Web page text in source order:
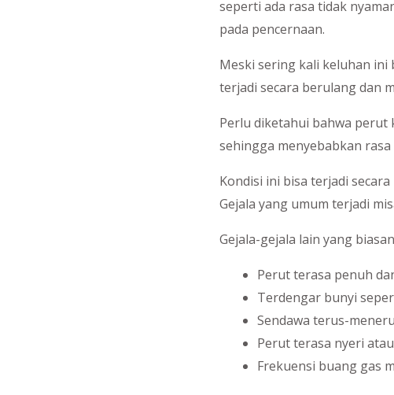
seperti ada rasa tidak
pada pencernaan.
Meski sering kali keluhan ini
terjadi secara berulang dan
Perlu diketahui bahwa perut
sehingga menyebabkan rasa
Kondisi ini bisa terjadi
Gejala yang umum terjadi
Gejala-gejala lain yang
Perut terasa penuh
Terdengar bunyi
Sendawa terus-
Perut terasa nyeri
Frekuensi buang gas